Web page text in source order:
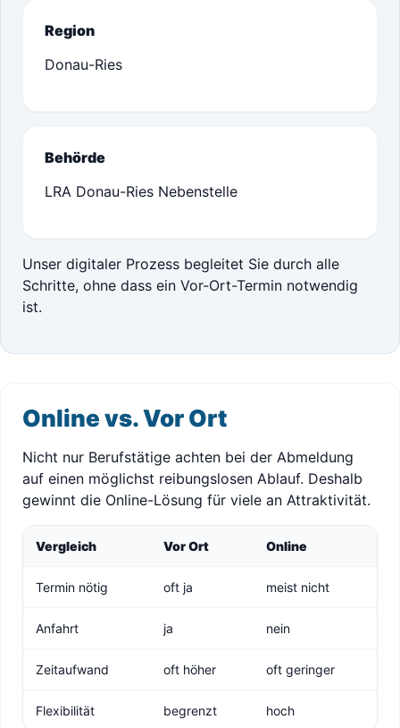
Region
Donau-Ries
Behörde
LRA Donau-Ries Nebenstelle
Unser digitaler Prozess begleitet Sie durch alle
Schritte, ohne dass ein Vor-Ort-Termin notwendig
ist.
Online vs. Vor Ort
Nicht nur Berufstätige achten bei der Abmeldung
auf einen möglichst reibungslosen Ablauf. Deshalb
gewinnt die Online-Lösung für viele an Attraktivität.
Vergleich Vor Ort Online
Termin nötig oft ja meist nicht
Anfahrt ja nein
Zeitaufwand oft höher oft geringer
Flexibilität begrenzt hoch